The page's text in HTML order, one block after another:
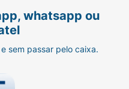
whatsapp ou
sem passar pelo caixa.